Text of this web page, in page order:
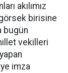
akılımız
birisine
bugün
vekilleri
imza